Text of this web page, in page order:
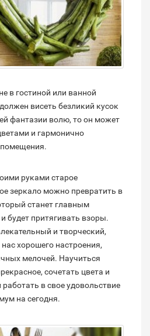
в гостиной или ванной
висеть безликий кусок
фантазии волю, то он может
и гармонично
помещения.
руками старое
зеркало можно превратить в
станет главным
будет притягивать взоры.
и творческий,
хорошего настроения,
мелочей. Научиться
сочетать цвета и
в свое удовольствие
на сегодня.